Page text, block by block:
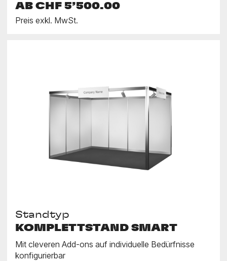
AB CHF 5’500.00
Preis exkl. MwSt.
Standtyp
KOMPLETTSTAND SMART
Mit cleveren Add-ons auf individuelle Bedürfnisse
konfigurierbar